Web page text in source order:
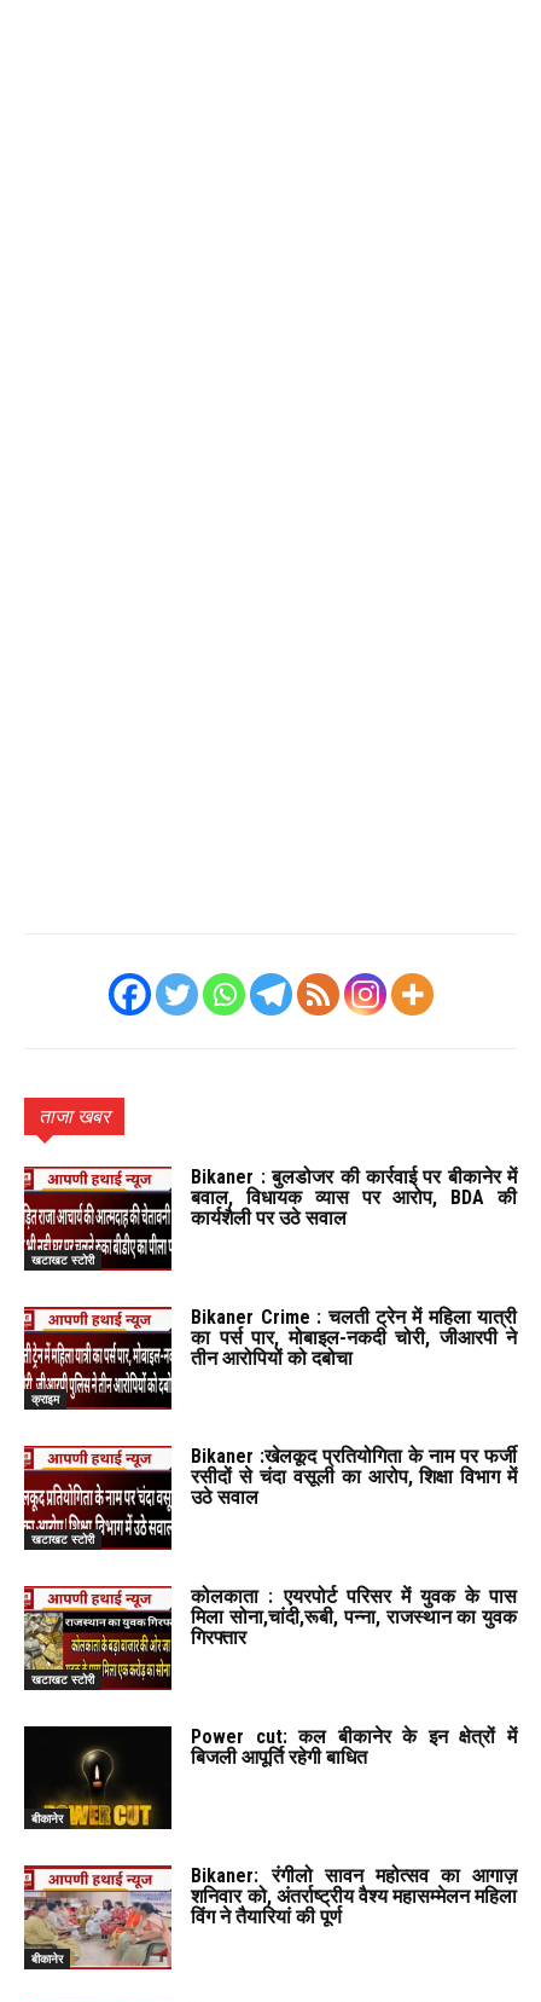
ताजा खबर
खटाखट स्टोरी
Bikaner : बुलडोजर की कार्रवाई पर बीकानेर में
बवाल, विधायक व्यास पर आरोप, BDA की
कार्यशैली पर उठे सवाल
क्राइम
Bikaner Crime : चलती ट्रेन में महिला यात्री
का पर्स पार, मोबाइल-नकदी चोरी, जीआरपी ने
तीन आरोपियों को दबोचा
खटाखट स्टोरी
Bikaner :खेलकूद प्रतियोगिता के नाम पर फर्जी
रसीदों से चंदा वसूली का आरोप, शिक्षा विभाग में
उठे सवाल
खटाखट स्टोरी
कोलकाता : एयरपोर्ट परिसर में युवक के पास
मिला सोना,चांदी,रूबी, पन्ना, राजस्थान का युवक
गिरफ्तार
बीकानेर
Power cut: कल बीकानेर के इन क्षेत्रों में
बिजली आपूर्ति रहेगी बाधित
बीकानेर
Bikaner: रंगीलो सावन महोत्सव का आगाज़
शनिवार को, अंतर्राष्ट्रीय वैश्य महासम्मेलन महिला
विंग ने तैयारियां की पूर्ण